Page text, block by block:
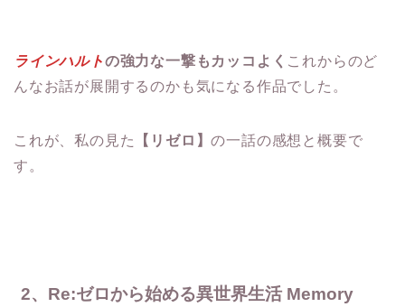
ラインハルトの強力な一撃もカッコよく これからのど
んなお話が展開するのかも気になる作品でした。
これが、私の見た 【リゼロ】の一話の感想と概要で
す。
2、Re:ゼロから始める異世界生活 Memory